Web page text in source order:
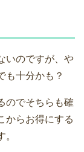
いのですが、や
も十分かも？
のでそちらも確
からお得にする